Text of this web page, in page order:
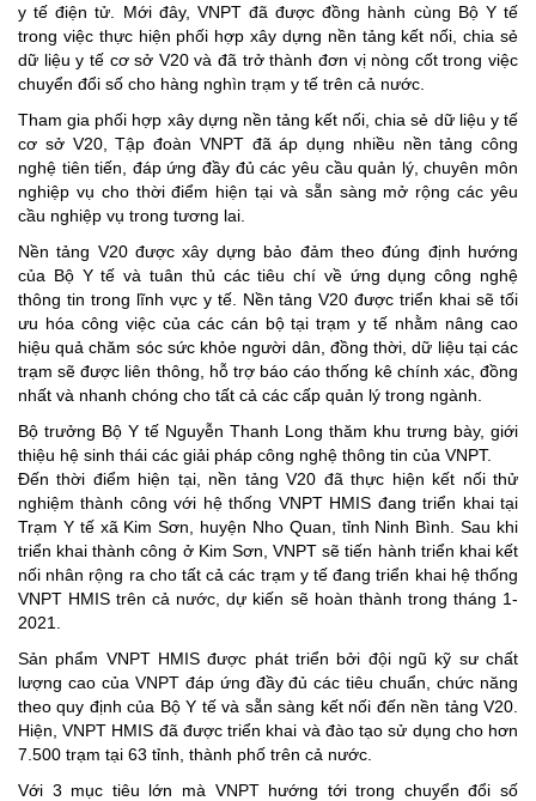
y tế điện tử. Mới đây, VNPT đã được đồng hành cùng Bộ Y tế
trong việc thực hiện phối hợp xây dựng nền tảng kết nối, chia sẻ
dữ liệu y tế cơ sở V20 và đã trở thành đơn vị nòng cốt trong việc
chuyển đổi số cho hàng nghìn trạm y tế trên cả nước.
Tham gia phối hợp xây dựng nền tảng kết nối, chia sẻ dữ liệu y tế
cơ sở V20, Tập đoàn VNPT đã áp dụng nhiều nền tảng công
nghệ tiên tiến, đáp ứng đầy đủ các yêu cầu quản lý, chuyên môn
nghiệp vụ cho thời điểm hiện tại và sẵn sàng mở rộng các yêu
cầu nghiệp vụ trong tương lai.
Nền tảng V20 được xây dựng bảo đảm theo đúng định hướng
của Bộ Y tế và tuân thủ các tiêu chí về ứng dụng công nghệ
thông tin trong lĩnh vực y tế. Nền tảng V20 được triển khai sẽ tối
ưu hóa công việc của các cán bộ tại trạm y tế nhằm nâng cao
hiệu quả chăm sóc sức khỏe người dân, đồng thời, dữ liệu tại các
trạm sẽ được liên thông, hỗ trợ báo cáo thống kê chính xác, đồng
nhất và nhanh chóng cho tất cả các cấp quản lý trong ngành.
Bộ trưởng Bộ Y tế Nguyễn Thanh Long thăm khu trưng bày, giới
thiệu hệ sinh thái các giải pháp công nghệ thông tin của VNPT.
Đến thời điểm hiện tại, nền tảng V20 đã thực hiện kết nối thử
nghiệm thành công với hệ thống VNPT HMIS đang triển khai tại
Trạm Y tế xã Kim Sơn, huyện Nho Quan, tỉnh Ninh Bình. Sau khi
triển khai thành công ở Kim Sơn, VNPT sẽ tiến hành triển khai kết
nối nhân rộng ra cho tất cả các trạm y tế đang triển khai hệ thống
VNPT HMIS trên cả nước, dự kiến sẽ hoàn thành trong tháng 1-
2021.
Sản phẩm VNPT HMIS được phát triển bởi đội ngũ kỹ sư chất
lượng cao của VNPT đáp ứng đầy đủ các tiêu chuẩn, chức năng
theo quy định của Bộ Y tế và sẵn sàng kết nối đến nền tảng V20.
Hiện, VNPT HMIS đã được triển khai và đào tạo sử dụng cho hơn
7.500 trạm tại 63 tỉnh, thành phố trên cả nước.
Với 3 mục tiêu lớn mà VNPT hướng tới trong chuyển đổi số